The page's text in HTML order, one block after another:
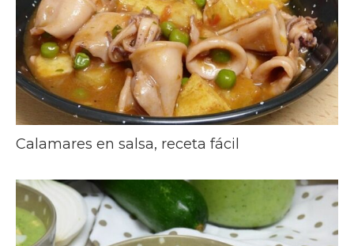
Calamares en salsa, receta fácil